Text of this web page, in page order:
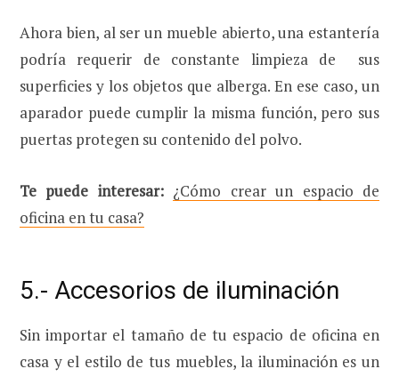
Ahora bien, al ser un mueble abierto, una estantería
podría requerir de constante limpieza de sus
superficies y los objetos que alberga. En ese caso, un
aparador puede cumplir la misma función, pero sus
puertas protegen su contenido del polvo.
Te puede interesar: ¿Cómo crear un espacio de
oficina en tu casa?
5.- Accesorios de iluminación
Sin importar el tamaño de tu espacio de oficina en
casa y el estilo de tus muebles, la iluminación es un